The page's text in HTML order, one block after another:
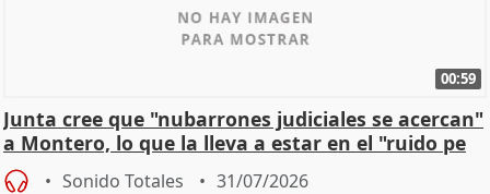
00:59
Junta cree que "nubarrones judiciales se acercan"
a Montero, lo que la lleva a estar en el "ruido pe
Sonido Totales 31/07/2026